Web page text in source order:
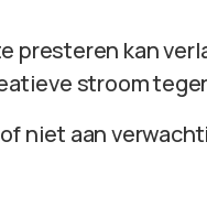
presteren kan
stroom
niet aan